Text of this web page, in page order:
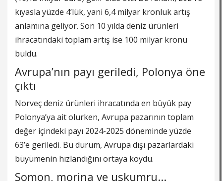
kıyasla yüzde 4’lük, yani 6,4 milyar kronluk artış
anlamına geliyor. Son 10 yılda deniz ürünleri
ihracatındaki toplam artış ise 100 milyar kronu
buldu.
Avrupa’nın payı geriledi, Polonya öne
çıktı
Norveç deniz ürünleri ihracatında en büyük pay
Polonya’ya ait olurken, Avrupa pazarının toplam
değer içindeki payı 2024-2025 döneminde yüzde
63’e geriledi. Bu durum, Avrupa dışı pazarlardaki
büyümenin hızlandığını ortaya koydu.
Somon, morina ve uskumru...